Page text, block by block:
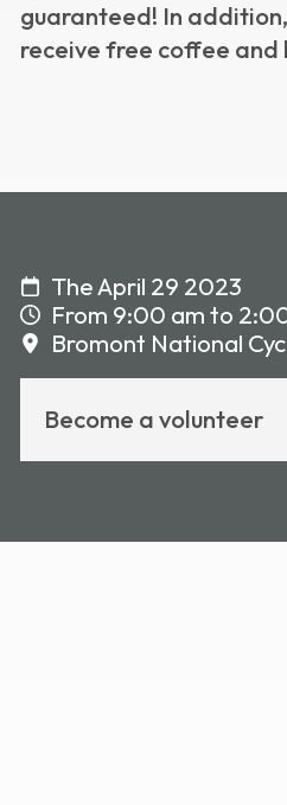
guaranteed! In
receive free coffee and
The April 29 2023
From 9:00 am to
Bromont National
Become a volunteer